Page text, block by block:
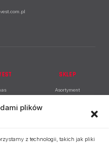
plików
z technologii, takich jak pliki
SKLEP
Asortyment